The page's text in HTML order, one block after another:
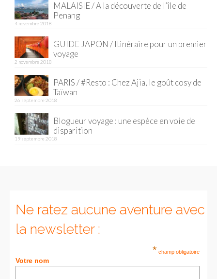
MALAISIE / A la découverte de l’île de
Penang
4 novembre 2018
GUIDE JAPON / Itinéraire pour un premier
voyage
2 novembre 2018
PARIS / #Resto : Chez Ajia, le goût cosy de
Taïwan
26 septembre 2018
Blogueur voyage : une espèce en voie de
disparition
19 septembre 2018
Ne ratez aucune aventure avec
la newsletter :
* champ obligatoire
Votre nom